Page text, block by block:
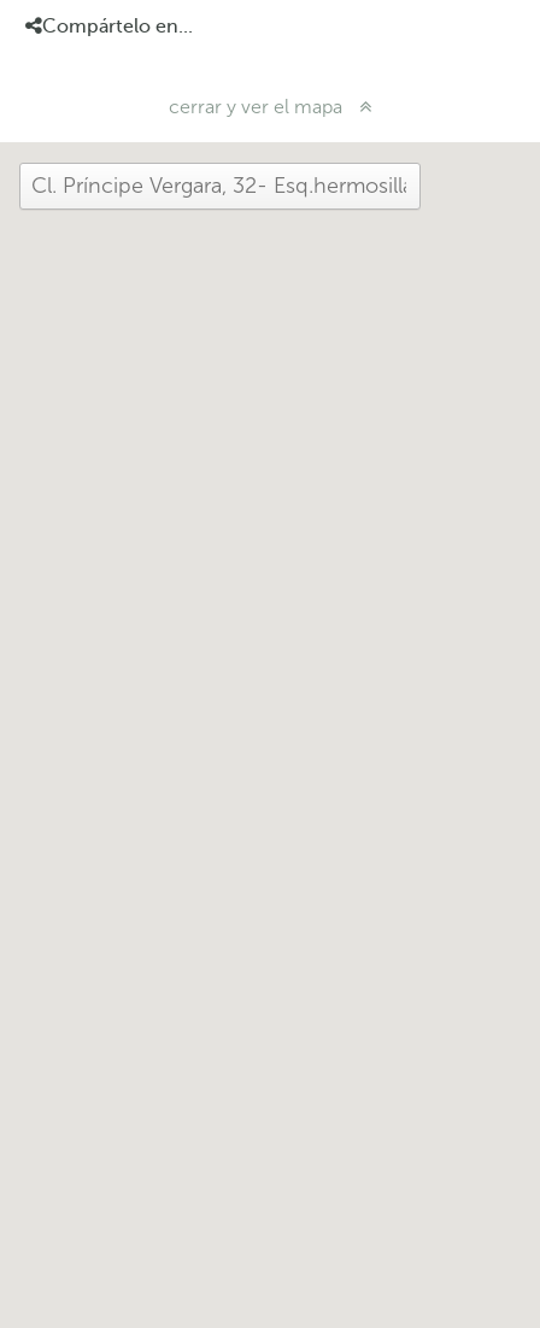
Compártelo en...
cerrar y ver el mapa